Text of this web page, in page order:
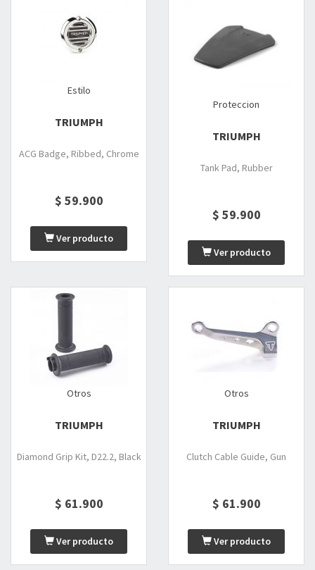
Estilo
TRIUMPH
ACG Badge, Ribbed, Chrome
$ 59.900
Ver producto
Proteccion
TRIUMPH
Tank Pad, Rubber
$ 59.900
Ver producto
Otros
TRIUMPH
Diamond Grip Kit, D22.2, Black
$ 61.900
Ver producto
Otros
TRIUMPH
Clutch Cable Guide, Gun
$ 61.900
Ver producto